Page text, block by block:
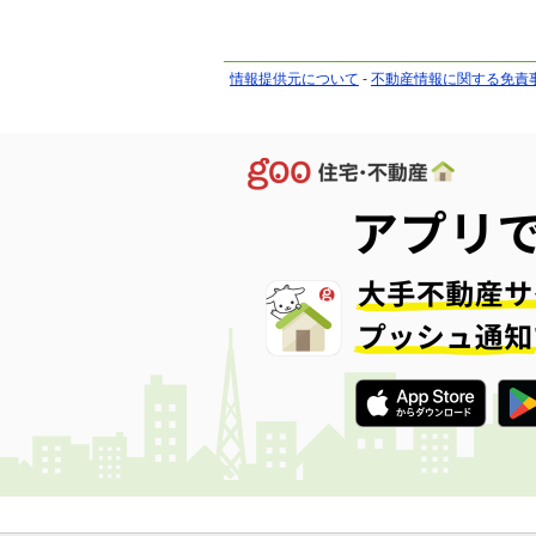
情報提供元について - 不動産情報に関する免責